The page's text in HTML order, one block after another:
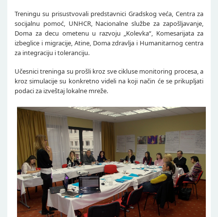
Treningu su prisustvovali predstavnici Gradskog veća, Centra za
socijalnu pomoć, UNHCR, Nacionalne službe za zapošljavanje,
Doma za decu ometenu u razvoju „Kolevka“, Komesarijata za
izbeglice i migracije, Atine, Doma zdravlja i Humanitarnog centra
za integraciju i toleranciju.
Učesnici treninga su prošli kroz sve cikluse monitoring procesa, a
kroz simulacije su konkretno videli na koji način će se prikupljati
podaci za izveštaj lokalne mreže.